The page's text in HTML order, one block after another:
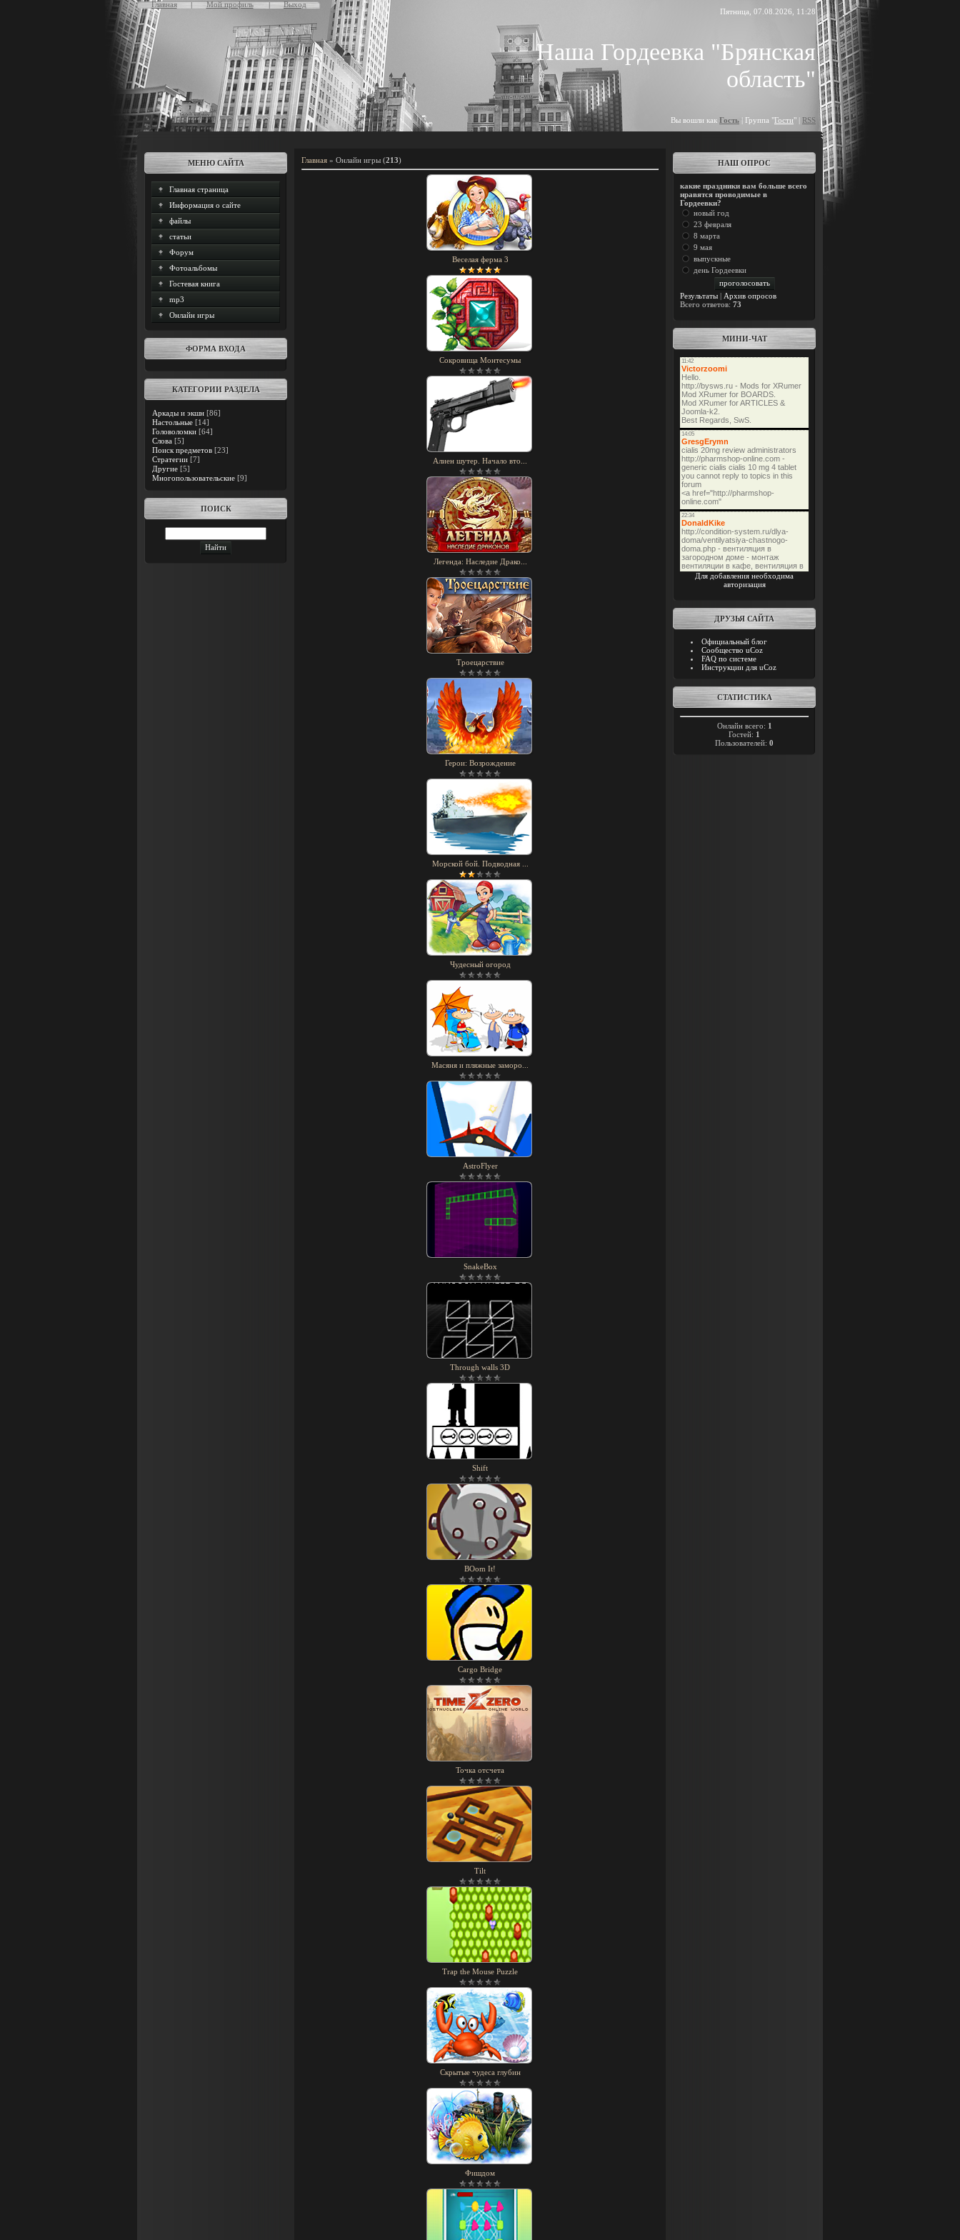
Главная Мой профиль
Выход
Пятница, 07.08.2026, 11:28
Наша Гордеевка "Брянская
область"
Вы вошли как Гость | Группа "Гости" | RSS
МЕНЮ САЙТА
Главная страница
Информация о сайте
файлы
статьи
Форум
Фотоальбомы
Гостевая книга
mp3
Онлайн игры
ФОРМА ВХОДА
КАТЕГОРИИ РАЗДЕЛА
Аркады и экшн [86]
Настольные [14]
Головоломки [64]
Слова [5]
Поиск предметов [23]
Стратегии [7]
Другие [5]
Многопользовательские [9]
ПОИСК
Главная » Онлайн игры (213)
Веселая ферма 3
Сокровища Монтесумы
Алиен шутер. Начало вто...
Легенда: Наследие Драко...
Троецарствие
Герои: Возрождение
Морской бой. Подводная ...
Чудесный огород
Масяня и пляжные заморо...
AstroFlyer
SnakeBox
Through walls 3D
Shift
BOom It!
Cargo Bridge
Точка отсчета
Tilt
Trap the Mouse Puzzle
Скрытые чудеса глубин
Фишдом
НАШ ОПРОС
какие праздники вам больше всего
нравятся проводимые в
Гордеевки?
новый год
23 февраля
8 марта
9 мая
выпускные
день Гордеевки
Результаты | Архив опросов
Всего ответов: 73
МИНИ-ЧАТ
Для добавления необходима
авторизация
ДРУЗЬЯ САЙТА
Официальный блог
Сообщество uCoz
FAQ по системе
Инструкции для uCoz
СТАТИСТИКА
Онлайн всего: 1
Гостей: 1
Пользователей: 0